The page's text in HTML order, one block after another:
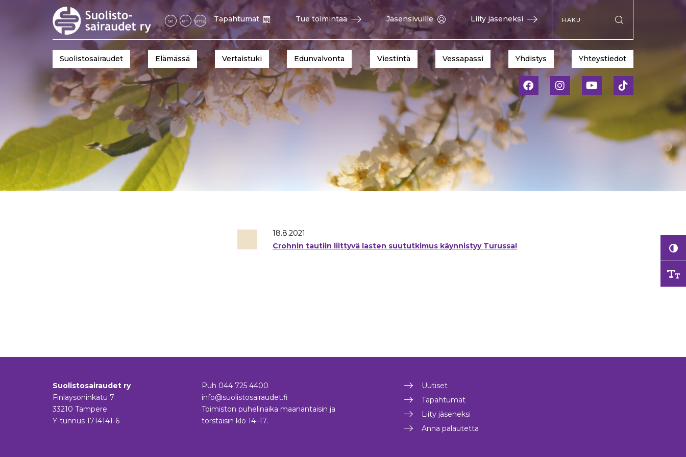
se en sme Tapahtumat Tue toimintaa Jäsensivuille Liity jäseneksi
Hae sivustolta
Suolistosairaudet Elämässä Vertaistuki Edunvalvonta Viestintä Vessapassi Yhdistys Yhteystiedot
18.8.2021
Crohnin tautiin liittyvä lasten suututkimus käynnistyy Turussa!
Suolistosairaudet ry
Finlaysoninkatu 7
33210 Tampere
Y-tunnus 1714141-6
Puh 044 725 4400
info@suolistosairaudet.fi
Toimiston puhelinaika maanantaisin ja
torstaisin klo 14–17.
Uutiset
Tapahtumat
Liity jäseneksi
Anna palautetta